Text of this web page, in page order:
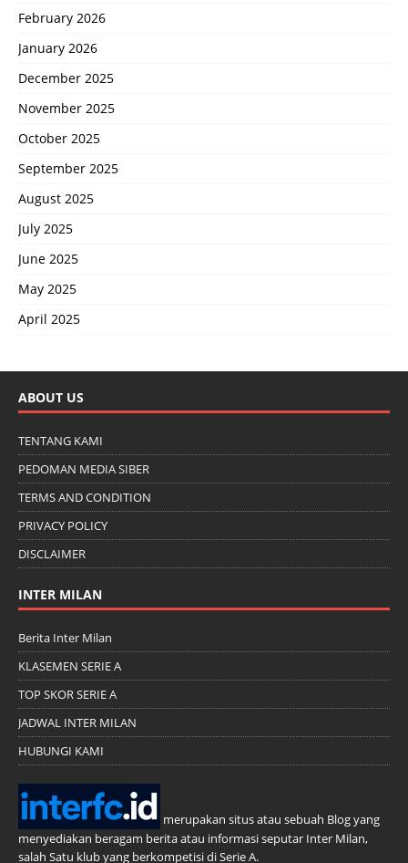
February 2026
January 2026
December 2025
November 2025
October 2025
September 2025
August 2025
July 2025
June 2025
May 2025
April 2025
ABOUT US
TENTANG KAMI
PEDOMAN MEDIA SIBER
TERMS AND CONDITION
PRIVACY POLICY
DISCLAIMER
INTER MILAN
Berita Inter Milan
KLASEMEN SERIE A
TOP SKOR SERIE A
JADWAL INTER MILAN
HUBUNGI KAMI
merupakan situs atau sebuah Blog yang
menyediakan beragam berita atau informasi seputar Inter Milan,
salah Satu klub yang berkompetisi di Serie A.